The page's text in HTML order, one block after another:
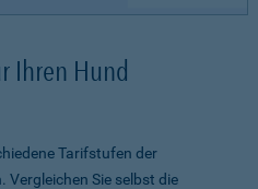
Ihren Hund
Tarifstufen der
Sie selbst die